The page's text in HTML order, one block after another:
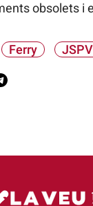
obsolets i
Ferry JSPV